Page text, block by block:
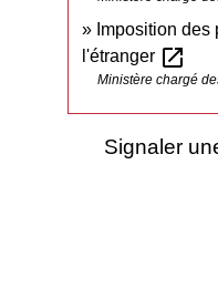
Imposition
l'étranger open_in_new
Ministère chargé
Signaler